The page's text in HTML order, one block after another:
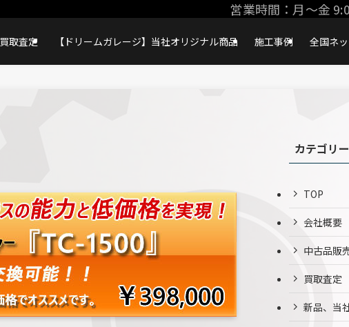
営業時間：月〜金
買取査定 【ドリームガレージ】当社オリジナル商品 施工事例 全国ネ
カテゴリー
TOP
会社概要
中古品販
買取査定
新品、当